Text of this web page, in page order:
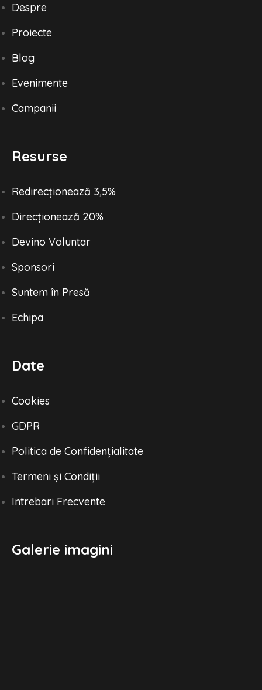
Despre
Proiecte
Blog
Evenimente
Campanii
Resurse
Redirecționează 3,5%
Direcționează 20%
Devino Voluntar
Sponsori
Suntem în Presă
Echipa
Date
Cookies
GDPR
Politica de Confidențialitate
Termeni și Condiții
Intrebari Frecvente
Galerie imagini